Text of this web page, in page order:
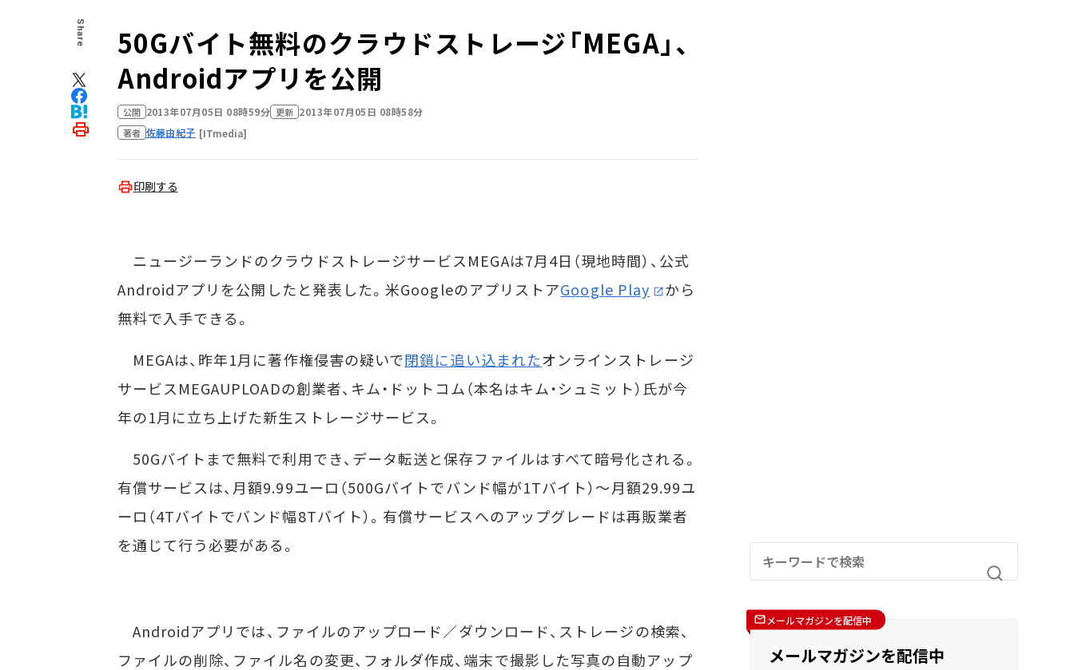
Share
50Gバイト無料のクラウドストレージ「MEGA」、
Androidアプリを公開
公開 2013年07月05日 08時59分 更新 2013年07月05日 08時58分
著者 佐藤由紀子 [ITmedia]
印刷する
ニュージーランドのクラウドストレージサービスMEGAは7月4日（現地時間）、公式
Androidアプリを公開したと発表した。米GoogleのアプリストアGoogle Play
から
無料で入手できる。
MEGAは、昨年1月に著作権侵害の疑いで閉鎖に追い込まれたオンラインストレージ
サービスMEGAUPLOADの創業者、キム・ドットコム（本名はキム・シュミット）氏が今
年の1月に立ち上げた新生ストレージサービス。
50Gバイトまで無料で利用でき、データ転送と保存ファイルはすべて暗号化される。
有償サービスは、月額9.99ユーロ（500Gバイトでバンド幅が1Tバイト）～月額29.99ユ
ーロ（4Tバイトでバンド幅8Tバイト）。有償サービスへのアップグレードは再販業者
を通じて行う必要がある。
Androidアプリでは、ファイルのアップロード／ダウンロード、ストレージの検索、
ファイルの削除、ファイル名の変更、フォルダ作成、端末で撮影した写真の自動アップ
メールマガジンを配信中
メールマガジンを配信中